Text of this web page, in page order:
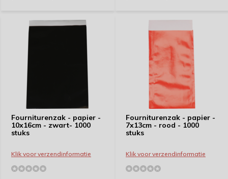
Fourniturenzak - papier -
10x16cm - zwart- 1000
stuks
Klik voor verzendinformatie
Fourniturenzak - papier -
7x13cm - rood - 1000
stuks
Klik voor verzendinformatie